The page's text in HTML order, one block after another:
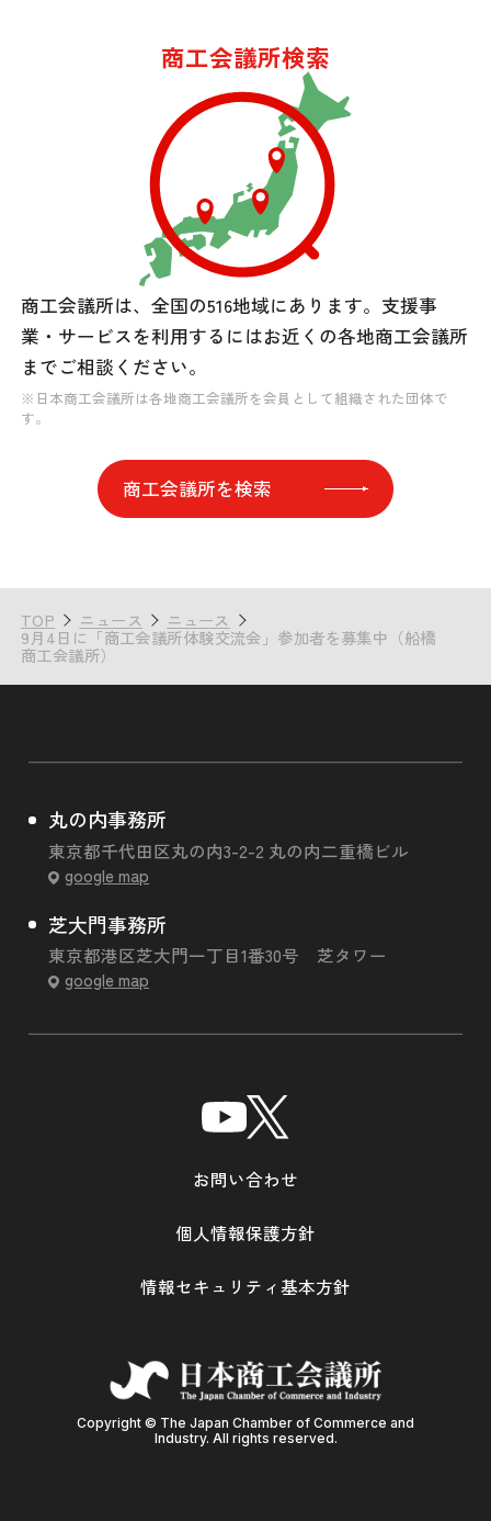
商工会議所検索
商工会議所は、全国の516地域にあります。 支援事
業・サービスを利用するにはお近くの各地商工会議所
までご相談ください。
※日本商工会議所は各地商工会議所を会員として組織された団体で
す。
商工会議所を検索
TOP ニュース ニュース
9月4日に「商工会議所体験交流会」参加者を募集中（船橋
商工会議所）
丸の内事務所
東京都千代田区丸の内3-2-2 丸の内二重橋ビル
google map
芝大門事務所
東京都港区芝大門一丁目1番30号 芝タワー
google map
Copyright © The Japan Chamber of Commerce and
Industry. All rights reserved.
お問い合わせ
個人情報保護方針
情報セキュリティ基本方針